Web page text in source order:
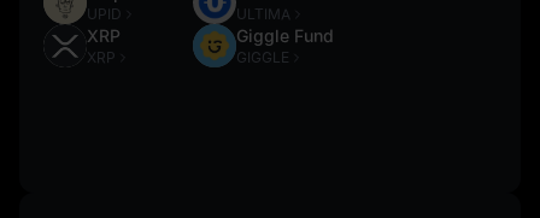
UPID
XRP
XRP
ULTIMA
Giggle Fund
GIGGLE